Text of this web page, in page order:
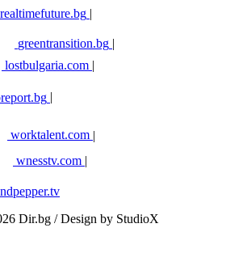
realtimefuture.bg |
greentransition.bg |
lostbulgaria.com |
worktalent.com |
wnesstv.com |
Dir.bg / Design by StudioX